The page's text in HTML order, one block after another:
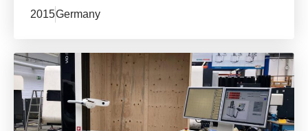
2015Germany